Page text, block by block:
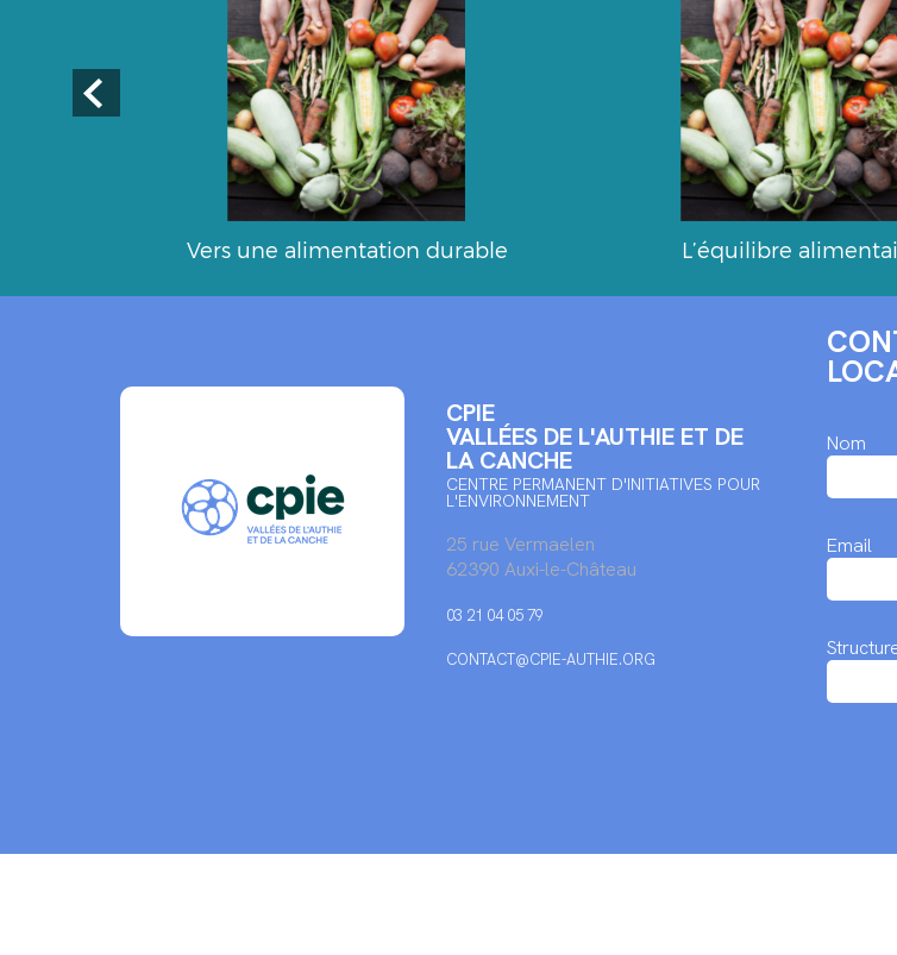
Vers une alimentation durable L’équilibre
CPIE
VALLÉES DE L'AUTHIE ET DE
LA CANCHE
CENTRE PERMANENT D'INITIATIVES POUR
L'ENVIRONNEMENT
25 rue Vermaelen
62390 Auxi-le-Château
03 21 04 05 79
CONTACT@CPIE-AUTHIE.ORG
Nom
Email